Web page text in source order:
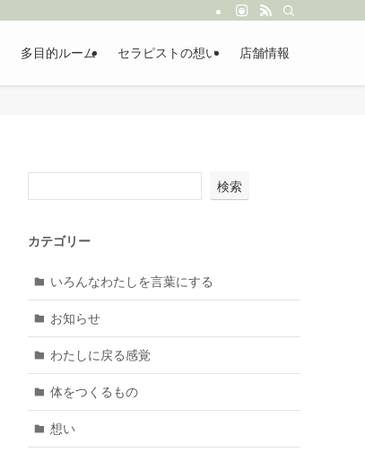
多目的ルーム セラピストの想い 店舗情報
検索
カテゴリー
いろんなわたしを言葉にする
お知らせ
わたしに戻る感覚
体をつくるもの
想い